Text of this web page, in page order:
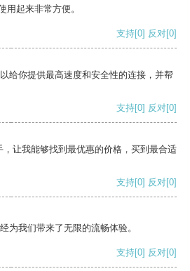
用起来非常方便。
支持[0] 反对[0]
给你提供最高速度和安全性的连接，并帮
支持[0] 反对[0]
让我能够找到最优惠的价格，买到最合适
支持[0] 反对[0]
为我们带来了无限的流畅体验。
支持[0] 反对[0]